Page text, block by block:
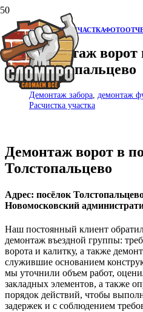
РАСЧИСТКА УЧАСТКА
Демонтаж ворот
Толстопальцево
Демонтаж забора, демонтаж
Расчистка участка
Демонтаж ворот в
Толстопальцево
Адрес: посёлок
Новомосковский
Наш постоянный клиент
демонтаж въездной группы:
ворота и калитку, а также
служившие основанием
мы уточнили объем работ,
закладных элементов, а также
порядок действий, чтобы
задержек и с соблюдением